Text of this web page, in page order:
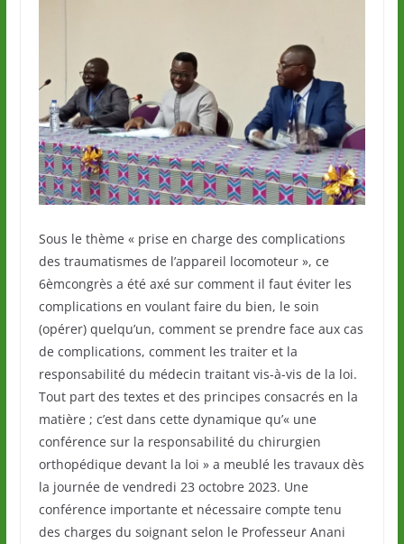
Sous le thème « prise en charge des complications
des traumatismes de l’appareil locomoteur », ce
6èmcongrès a été axé sur comment il faut éviter les
complications en voulant faire du bien, le soin
(opérer) quelqu’un, comment se prendre face aux cas
de complications, comment les traiter et la
responsabilité du médecin traitant vis-à-vis de la loi.
Tout part des textes et des principes consacrés en la
matière ; c’est dans cette dynamique qu’« une
conférence sur la responsabilité du chirurgien
orthopédique devant la loi » a meublé les travaux dès
la journée de vendredi 23 octobre 2023. Une
conférence importante et nécessaire compte tenu
des charges du soignant selon le Professeur Anani